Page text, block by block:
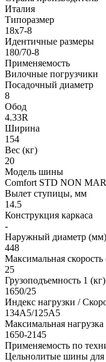
Италия
Типоразмер
18x7-8
Идентичные размеры
180/70-8
Применяемость
Вилочные погрузчики
Посадочный диаметр
8
Обод
4.33R
Ширина
154
Вес (кг)
20
Модель шины
Comfort STD NON
Вылет ступицы, мм
14.5
Конструкция каркаса
-
Наружный диаметр (мм)
448
Максимальная
25
Грузоподъемность 1
1650/25
Индекс нагрузки /
134A5/125A5
Максимальная нагрузка
1650-2145
Применяемость по
Цельнолитые шины для